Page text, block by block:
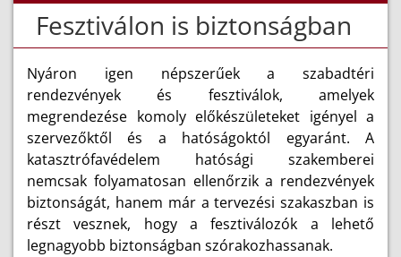
Fesztiválon is biztonságban
Nyáron igen népszerűek a szabadtéri
rendezvények és fesztiválok, amelyek
megrendezése komoly előkészületeket igényel a
szervezőktől és a hatóságoktól egyaránt. A
katasztrófavédelem hatósági szakemberei
nemcsak folyamatosan ellenőrzik a rendezvények
biztonságát, hanem már a tervezési szakaszban is
részt vesznek, hogy a fesztiválozók a lehető
legnagyobb biztonságban szórakozhassanak.